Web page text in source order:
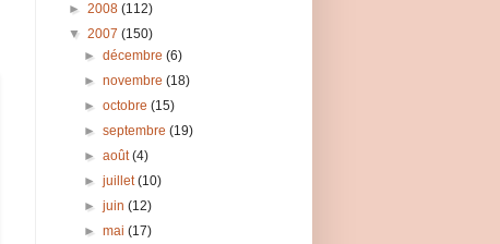
► 2008 (112)
▼ 2007 (150)
►décembre(6)
►novembre(18)
►octobre(15)
►septembre(19)
►août(4)
►juillet(10)
►juin(12)
►mai(17)